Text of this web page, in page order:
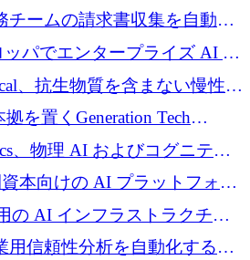
チームの請求書収集を自動化
ユーロを調達
ッパでエンタープライズ AI 導
に 1,200 万ユーロを確保
、抗生物質を含まない慢性創
投入するために 160 万ユー
を置くGeneration Tech
ユーロのAIロールアップファ
、物理 AI およびコグニティ
プラットフォームを拡張する
C で最大 14 億ドルを確保
本向けの AI プラットフォー
に 1,800 万ドルを調達
の AI インフラストラクチャ
700 万ドルを調達
用信頼性分析を自動化するた